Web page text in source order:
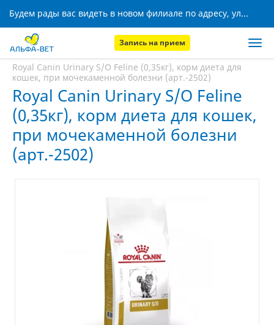
Будем рады вас видеть в новом филиале по адресу, ул. Кижеватова, 8!
Запись на прием
Главная
Royal Canin Urinary S/O Feline (0,35кг), корм диета для
кошек, при мочекаменной болезни (арт.-2502)
Royal Canin Urinary S/O Feline
(0,35кг), корм диета для кошек,
при мочекаменной болезни
(арт.-2502)